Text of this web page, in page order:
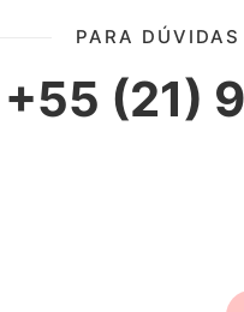
PARA
+55 (21)